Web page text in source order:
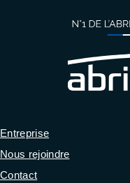
Entreprise
Nous rejoindre
Contact